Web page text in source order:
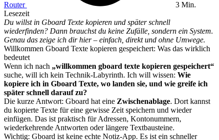
Router
3 Min.
Lesezeit
Du willst in Gboard Texte kopieren und später schnell
wiederfinden? Dann brauchst du keine Zufälle, sondern ein System.
Genau das zeige ich dir hier – einfach, direkt und ohne Umwege.
Willkommen Gboard Texte kopieren gespeichert: Was das wirklich
bedeutet
Wenn ich nach „willkommen gboard texte kopieren gespeichert“
suche, will ich kein Technik-Labyrinth. Ich will wissen: Wie
kopiere ich in Gboard Texte, wo landen sie, und wie greife ich
später schnell darauf zu?
Die kurze Antwort: Gboard hat eine Zwischenablage. Dort kannst
du kopierte Texte für eine gewisse Zeit speichern und wieder
einfügen. Das ist praktisch für Adressen, Kontonummern,
wiederkehrende Antworten oder längere Textbausteine.
Wichtig: Gboard ist keine echte Notiz-App. Es ist ein schneller